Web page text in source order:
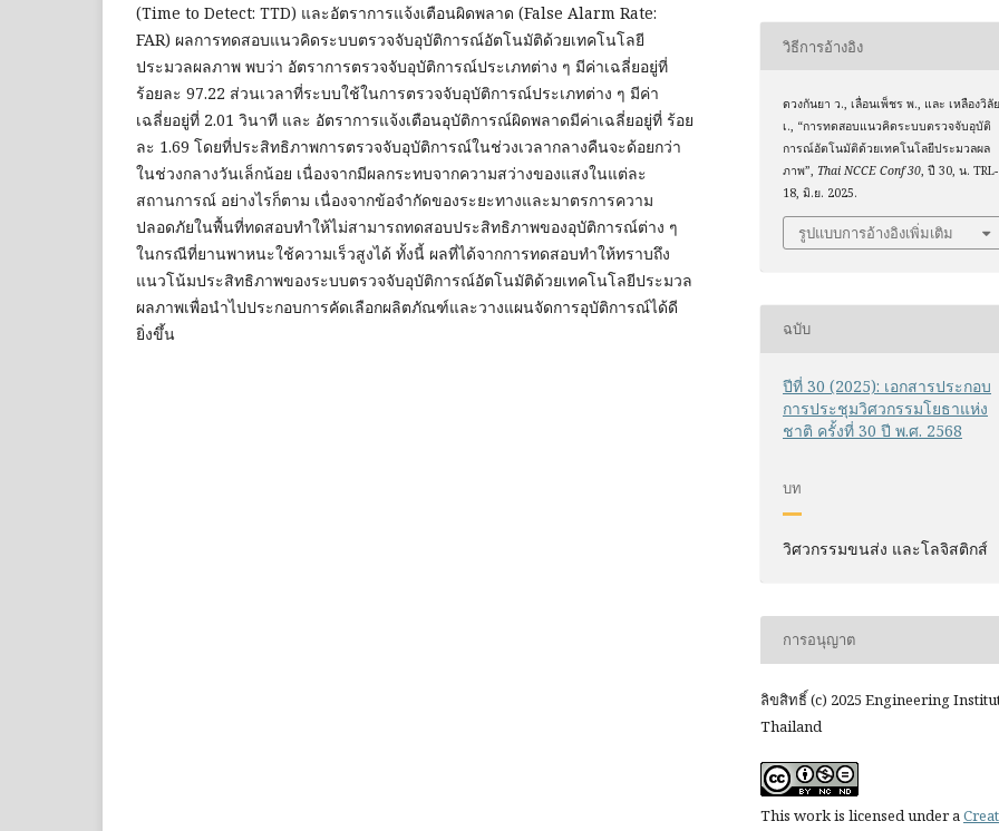
(Time to Detect: TTD) และอัตราการแจ้งเตือนผิดพลาด (False Alarm Rate:
FAR) ผลการทดสอบแนวคิดระบบตรวจจับอุบัติการณ์อัตโนมัติด้วยเทคโนโลยี
ประมวลผลภาพ พบว่า อัตราการตรวจจับอุบัติการณ์ประเภทต่าง ๆ มีค่าเฉลี่ยอยู่ที่
ร้อยละ 97.22 ส่วนเวลาที่ระบบใช้ในการตรวจจับอุบัติการณ์ประเภทต่าง ๆ มีค่า
เฉลี่ยอยู่ที่ 2.01 วินาที และ อัตราการแจ้งเตือนอุบัติการณ์ผิดพลาดมีค่าเฉลี่ยอยู่ที่ ร้อย
ละ 1.69 โดยที่ประสิทธิภาพการตรวจจับอุบัติการณ์ในช่วงเวลากลางคืนจะด้อยกว่า
ในช่วงกลางวันเล็กน้อย เนื่องจากมีผลกระทบจากความสว่างของแสงในแต่ละ
สถานการณ์ อย่างไรก็ตาม เนื่องจากข้อจำกัดของระยะทางและมาตรการความ
ปลอดภัยในพื้นที่ทดสอบทำให้ไม่สามารถทดสอบประสิทธิภาพของอุบัติการณ์ต่าง ๆ
ในกรณีที่ยานพาหนะใช้ความเร็วสูงได้ ทั้งนี้ ผลที่ได้จากการทดสอบทำให้ทราบถึง
แนวโน้มประสิทธิภาพของระบบตรวจจับอุบัติการณ์อัตโนมัติด้วยเทคโนโลยีประมวล
ผลภาพเพื่อนำไปประกอบการคัดเลือกผลิตภัณฑ์และวางแผนจัดการอุบัติการณ์ได้ดี
ยิ่งขึ้น
วิธีการอ้างอิง
ดวงกันยา ว., เลื่อนเพ็ชร พ., และ เหลืองวิลั
เ., “การทดสอบแนวคิดระบบตรวจจับอุบัติ
การณ์อัตโนมัติด้วยเทคโนโลยีประมวลผล
ภาพ”, Thai NCCE Conf 30, ปี 30, น. TRL-
18, มิ.ย. 2025.
รูปแบบการอ้างอิงเพิ่มเติม
ฉบับ
ปีที่ 30 (2025): เอกสารประกอบ
การประชุมวิศวกรรมโยธาแห่ง
ชาติ ครั้งที่ 30 ปี พ.ศ. 2568
บท
วิศวกรรมขนส่ง และโลจิสติกส์
การอนุญาต
ลิขสิทธิ์ (c) 2025 Engineering
Thailand
This work is licensed under a